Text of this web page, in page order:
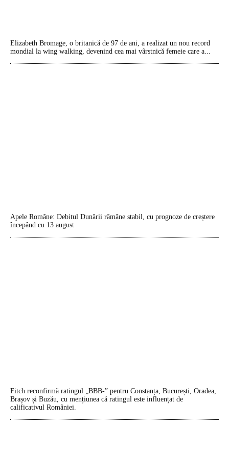
Elizabeth Bromage, o britanică de 97 de ani, a realizat un nou record
mondial la wing walking, devenind cea mai vârstnică femeie care a...
Apele Române: Debitul Dunării rămâne stabil, cu prognoze de creștere
începând cu 13 august
Fitch reconfirmă ratingul „BBB-” pentru Constanța, București, Oradea,
Brașov și Buzău, cu mențiunea că ratingul este influențat de
calificativul României.